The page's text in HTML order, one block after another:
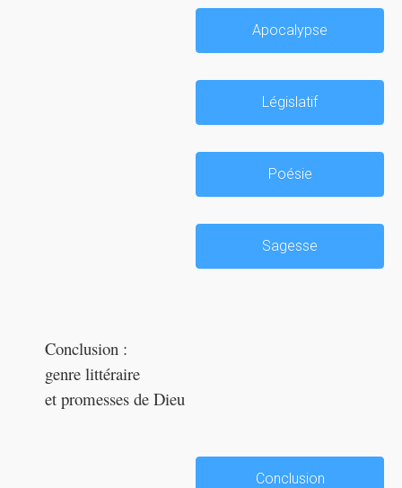
Apocalypse
Législatif
Poésie
Sagesse
Conclusion :
genre littéraire
et promesses de Dieu
Conclusion